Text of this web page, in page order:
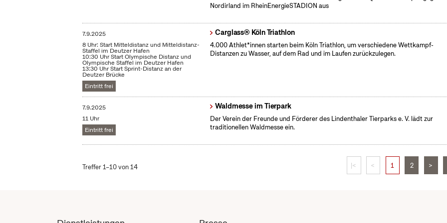
Nordirland im RheinEnergieSTADION aus
7.9.2025
8 Uhr: Start Mitteldistanz und Mitteldistanz-
Staffel im Deutzer Hafen
10:30 Uhr Start Olympische Distanz und
Olympische Staffel im Deutzer Hafen
13:30 Uhr Start Sprint-Distanz an der
Deutzer Brücke
Eintritt frei
Carglass® Köln Triathlon
4.000 Athlet*innen starten beim Köln Triathlon, um verschiedene Wettkampf-
Distanzen zu Wasser, auf dem Rad und im Laufen zurückzulegen.
7.9.2025
11 Uhr
Eintritt frei
Waldmesse im Tierpark
Der Verein der Freunde und Förderer des Lindenthaler Tierparks e. V. lädt zur
traditionellen Waldmesse ein.
Treffer 1–10 von 14 |< < 1 2 >